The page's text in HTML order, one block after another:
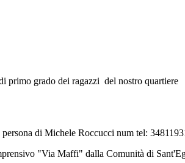
primo grado dei ragazzi del nostro quartiere
di Michele Roccucci num tel:
"Via Maffi" dalla Comunità di